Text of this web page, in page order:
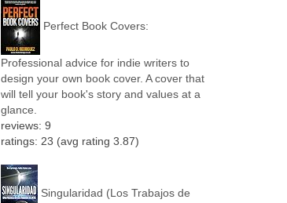
Perfect Book Covers:
Professional advice for indie writers to
design your own book cover. A cover that
will tell your book's story and values at a
glance.
reviews: 9
ratings: 23 (avg rating 3.87)
Singularidad (Los Trabajos de